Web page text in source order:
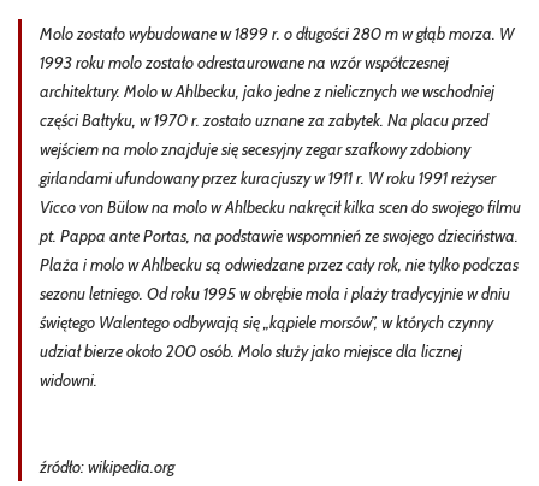
Molo zostało wybudowane w 1899 r. o długości 280 m w głąb morza. W
1993 roku molo zostało odrestaurowane na wzór współczesnej
architektury. Molo w Ahlbecku, jako jedne z nielicznych we wschodniej
części Bałtyku, w 1970 r. zostało uznane za zabytek. Na placu przed
wejściem na molo znajduje się secesyjny zegar szafkowy zdobiony
girlandami ufundowany przez kuracjuszy w 1911 r. W roku 1991 reżyser
Vicco von Bülow na molo w Ahlbecku nakręcił kilka scen do swojego filmu
pt. Pappa ante Portas, na podstawie wspomnień ze swojego dzieciństwa.
Plaża i molo w Ahlbecku są odwiedzane przez cały rok, nie tylko podczas
sezonu letniego. Od roku 1995 w obrębie mola i plaży tradycyjnie w dniu
świętego Walentego odbywają się „kąpiele morsów”, w których czynny
udział bierze około 200 osób. Molo służy jako miejsce dla licznej
widowni.
źródło: wikipedia.org